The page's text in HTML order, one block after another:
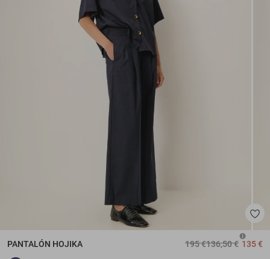
PANTALÓN HOJIKA 195 €136,50 € 135 €